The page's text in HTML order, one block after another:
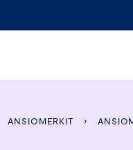
ANSIOMERKIT ›